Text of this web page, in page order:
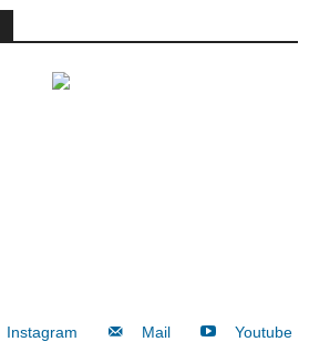
Instagram Mail Youtube